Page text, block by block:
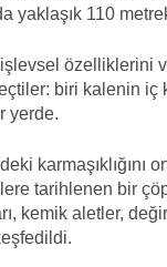
yaklaşık 110
işlevsel
biri kalenin
yerde.
karmaşıklığını
tarihlenen bir
kemik aletler,